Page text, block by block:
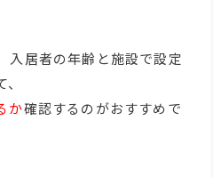
入居者の年齢と施設で設定
か確認するのがおすすめで